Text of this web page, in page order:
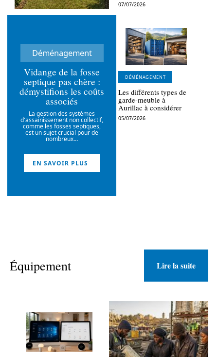
Déménagement
Vidange de la fosse
septique pas chère :
démystifions les coûts
associés
La gestion des systèmes
d'assainissement non collectif,
comme les fosses septiques,
est un sujet crucial pour de
nombreux…
EN SAVOIR PLUS
07/07/2026
DÉMÉNAGEMENT
Les différents types de
garde-meuble à
Aurillac à considérer
05/07/2026
Équipement Lire la suite